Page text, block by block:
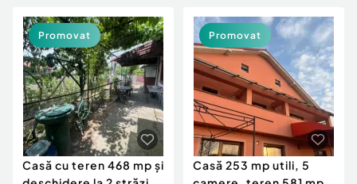
Casă cu teren 468 mp și
Promovat
Casă 253 mp utili, 5
Promovat